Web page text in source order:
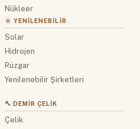
Nükleer
☀️ YENILENEBILIR
Solar
Hidrojen
Rüzgar
Yenilenebilir Şirketleri
🔨 DEMIR ÇELIK
Çelik